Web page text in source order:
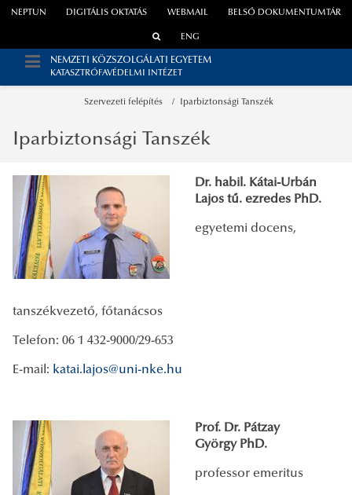
WEBMAIL
NEPTUN DIGITÁLIS OKTATÁS BELSŐ DOKUMENTUMTÁR
ENG
NEMZETI KÖZSZOLGÁLATI EGYETEM
KATASZTRÓFAVÉDELMI INTÉZET
Szervezeti felépítés Iparbiztonsági Tanszék
Iparbiztonsági Tanszék
Dr. habil. Kátai-Urbán
Lajos tű. ezredes PhD.
egyetemi docens,
tanszékvezető, főtanácsos
Telefon: 06 1 432-9000/29-653
E-mail: katai.lajos@uni-nke.hu
Prof. Dr. Pátzay
György PhD.
professor emeritus